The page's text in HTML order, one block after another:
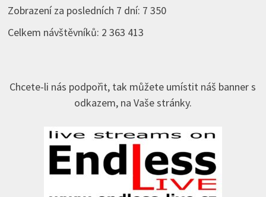
Zobrazení za posledních 7 dní: 7 350
Celkem návštěvníků: 2 363 413
Chcete-li nás podpořit, tak můžete umístit náš banner s
odkazem, na Vaše stránky.